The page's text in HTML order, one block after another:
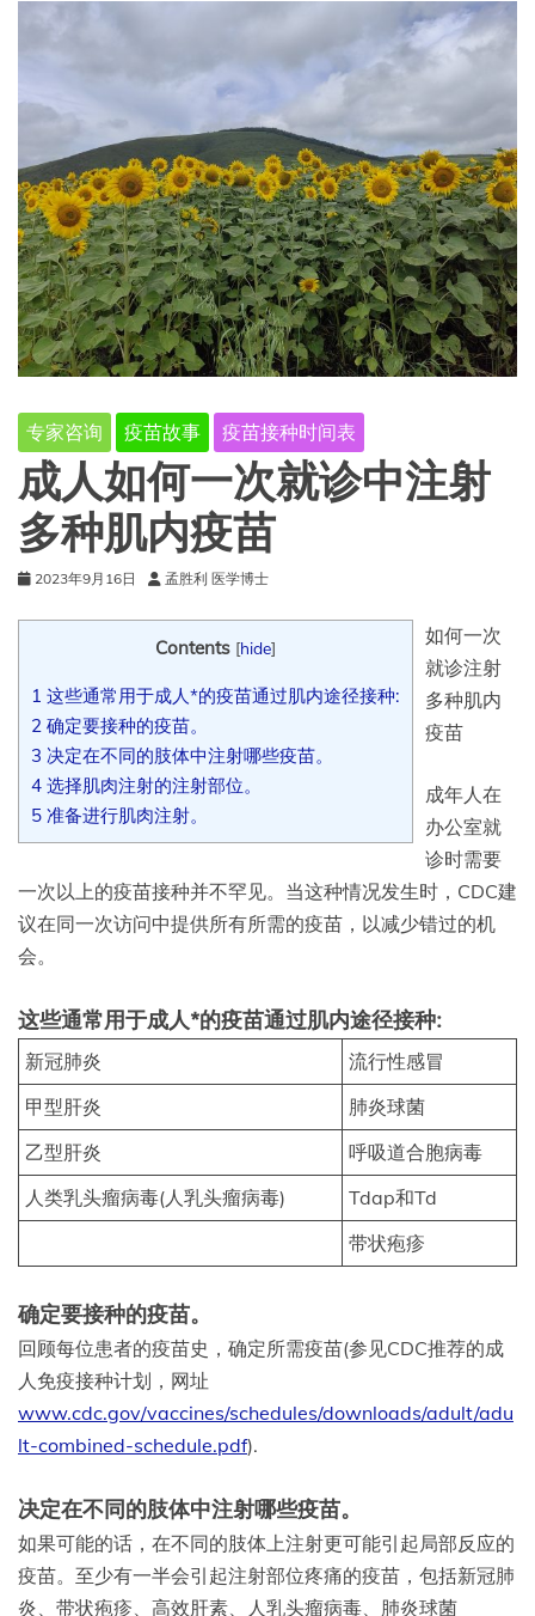
专家咨询 疫苗故事 疫苗接种时间表
成人如何一次就诊中注射
多种肌内疫苗
2023年9月16日 孟胜利 医学博士
Contents [hide]
1 这些通常用于成人*的疫苗通过肌内途径接种:
2 确定要接种的疫苗。
3 决定在不同的肢体中注射哪些疫苗。
4 选择肌肉注射的注射部位。
5 准备进行肌肉注射。
如何一次
就诊注射
多种肌内
疫苗
成年人在
办公室就
诊时需要
一次以上的疫苗接种并不罕见。当这种情况发生时，CDC建
议在同一次访问中提供所有所需的疫苗，以减少错过的机
会。
这些通常用于成人*的疫苗通过肌内途径接种:
新冠肺炎
流行性感冒
甲型肝炎
肺炎球菌
乙型肝炎
呼吸道合胞病毒
人类乳头瘤病毒(人乳头瘤病毒)
Tdap和Td
带状疱疹
确定要接种的疫苗。
回顾每位患者的疫苗史，确定所需疫苗(参见CDC推荐的成
人免疫接种计划，网址
www.cdc.gov/vaccines/schedules/downloads/adult/adu
lt-combined-schedule.pdf).
决定在不同的肢体中注射哪些疫苗。
如果可能的话，在不同的肢体上注射更可能引起局部反应的
疫苗。至少有一半会引起注射部位疼痛的疫苗，包括新冠肺
炎、带状疱疹、高效肝素、人乳头瘤病毒、肺炎球菌